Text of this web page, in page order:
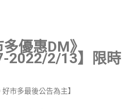
優惠DM》
2022/2/13】限時
好市多最後公告為主】